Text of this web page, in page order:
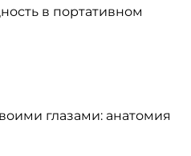
в портативном
глазами: анатомия